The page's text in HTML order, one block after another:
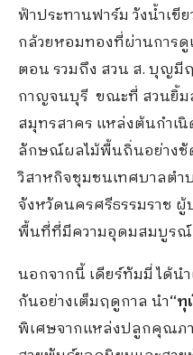
ฟ้าประทานฟาร์ม วังน้ำเขี
กล้วยหอมทองที่ผ่านการ
ตอน รวมถึง สวน ส. บุญมี
กาญจนบุรี ขณะที่ สวนยิ้ม
สมุทรสาคร แหล่งต้นกำเ
ลักษณ์ผลไม้พื้นถิ่นอย่างชั
วิสาหกิจชุมชนเทศบาลตำ
จังหวัดนครศรีธรรมราช
พื้นที่ที่มีความอุดมสมบูรณ์
นอกจากนี้ เดียร์ทัมมี่ ได้น
กันอย่างเต็มฤดูกาล นำ“ทุ
พิเศษจากแหล่งปลูกคุณภ